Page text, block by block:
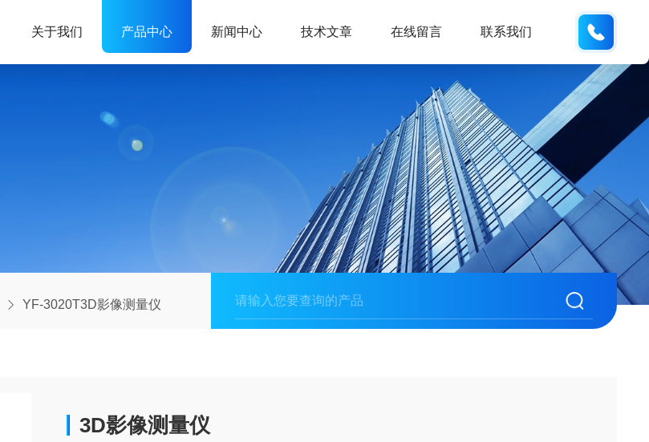
关于我们 产品中心 新闻中心 技术文章 在线留言 联系我们
YF-3020T3D影像测量仪
3D影像测量仪